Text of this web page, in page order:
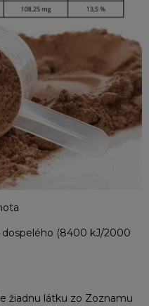
(8400 kJ/2000
žiadnu látku zo Zoznamu